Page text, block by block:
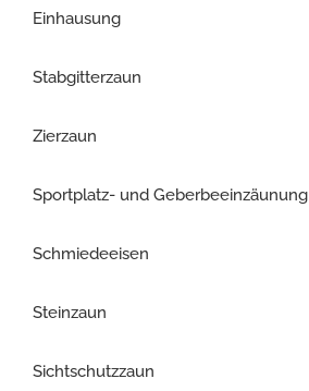
Einhausung
Stabgitterzaun
Zierzaun
Sportplatz- und Geberbeeinzäunung
Schmiedeeisen
Steinzaun
Sichtschutzzaun